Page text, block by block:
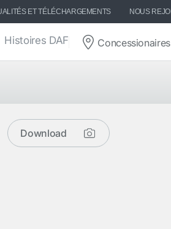
ET TÉLÉCHARGEMENTS NOUS
Histoires DAF Concessionaires
Download